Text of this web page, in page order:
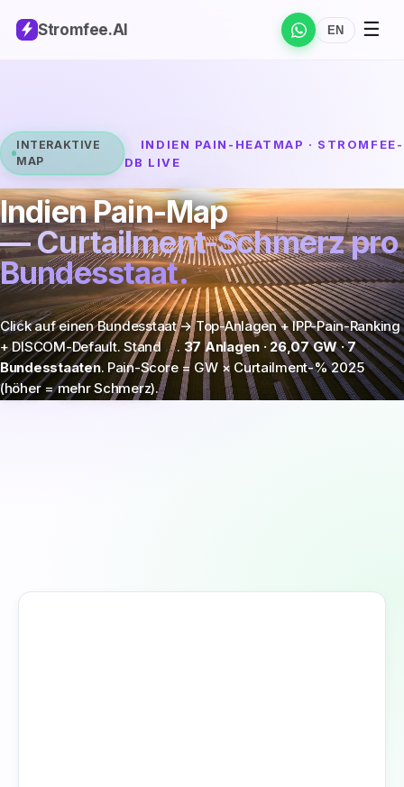
Stromfee.AI EN ☰
INTERAKTIVE
MAP
INDIEN PAIN-HEATMAP · STROMFEE-
DB LIVE
Indien Pain-Map
— Curtailment-Schmerz pro
Bundesstaat.
Click auf einen Bundesstaat → Top-Anlagen + IPP-Pain-Ranking
+ DISCOM-Default. Stand …. 37 Anlagen · 26,07 GW · 7
Bundesstaaten. Pain-Score = GW × Curtailment-% 2025
(höher = mehr Schmerz).